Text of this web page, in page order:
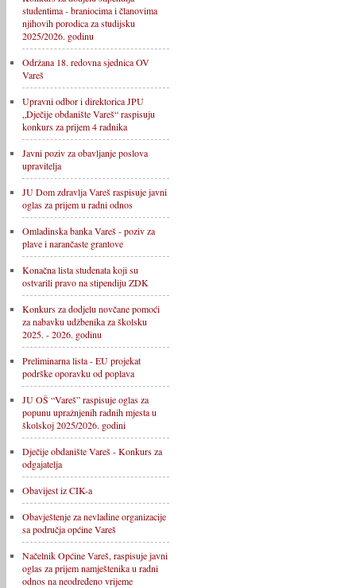
studentima - braniocima i članovima
njihovih porodica za studijsku
2025/2026. godinu
Održana 18. redovna sjednica OV
Vareš
Upravni odbor i direktorica JPU
„Dječije obdanište Vareš“ raspisuju
konkurs za prijem 4 radnika
Javni poziv za obavljanje poslova
upravitelja
JU Dom zdravlja Vareš raspisuje javni
oglas za prijem u radni odnos
Omladinska banka Vareš - poziv za
plave i narančaste grantove
Konačna lista studenata koji su
ostvarili pravo na stipendiju ZDK
Konkurs za dodjelu novčane pomoći
za nabavku udžbenika za školsku
2025. - 2026. godinu
Preliminarna lista - EU projekat
podrške oporavku od poplava
JU OŠ “Vareš” raspisuje oglas za
popunu upražnjenih radnih mjesta u
školskoj 2025/2026. godini
Dječije obdanište Vareš - Konkurs za
odgajatelja
Obavijest iz CIK-a
Obavještenje za nevladine organizacije
sa područja općine Vareš
Načelnik Općine Vareš, raspisuje javni
oglas za prijem namještenika u radni
odnos na neodređeno vrijeme